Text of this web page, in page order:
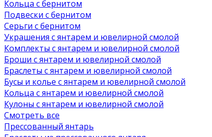
Кольца с бернитом
Подвески с бернитом
Серьги с бернитом
Украшения с янтарем и ювелирной смолой
Комплекты с янтарем и ювелирной смолой
Броши с янтарем и ювелирной смолой
Браслеты с янтарем и ювелирной смолой
Бусы и колье с янтарем и ювелирной смолой
Кольца с янтарем и ювелирной смолой
Кулоны с янтарем и ювелирной смолой
Смотреть все
Прессованный янтарь